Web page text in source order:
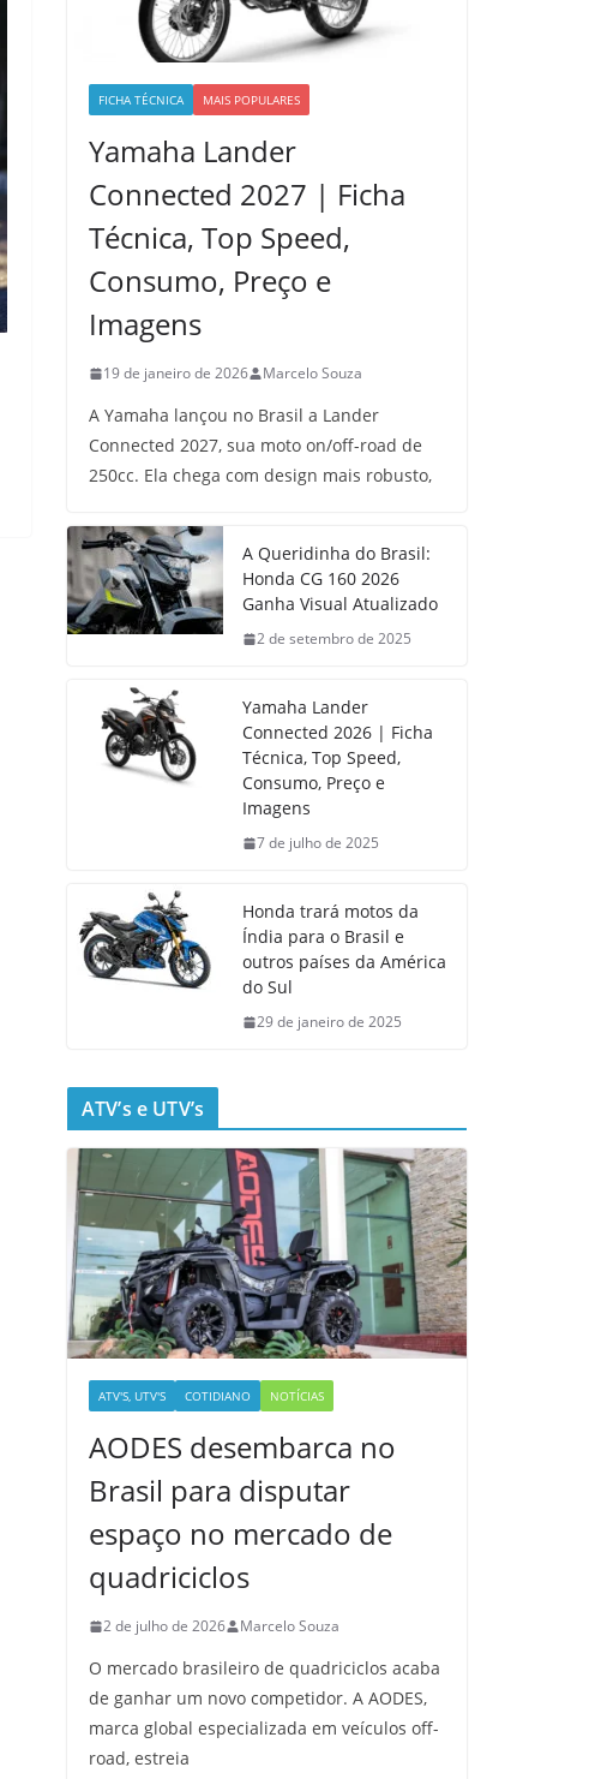
FICHA TÉCNICA MAIS POPULARES
Yamaha Lander
Connected 2027 | Ficha
Técnica, Top Speed,
Consumo, Preço e
Imagens
19 de janeiro de 2026 Marcelo Souza
A Yamaha lançou no Brasil a Lander
Connected 2027, sua moto on/off-road de
250cc. Ela chega com design mais robusto,
A Queridinha do Brasil:
Honda CG 160 2026
Ganha Visual Atualizado
2 de setembro de 2025
Yamaha Lander
Connected 2026 | Ficha
Técnica, Top Speed,
Consumo, Preço e
Imagens
7 de julho de 2025
Honda trará motos da
Índia para o Brasil e
outros países da América
do Sul
29 de janeiro de 2025
ATV’s e UTV’s
ATV'S, UTV'S COTIDIANO NOTÍCIAS
AODES desembarca no
Brasil para disputar
espaço no mercado de
quadriciclos
2 de julho de 2026 Marcelo Souza
O mercado brasileiro de quadriciclos acaba
de ganhar um novo competidor. A AODES,
marca global especializada em veículos off-
road, estreia